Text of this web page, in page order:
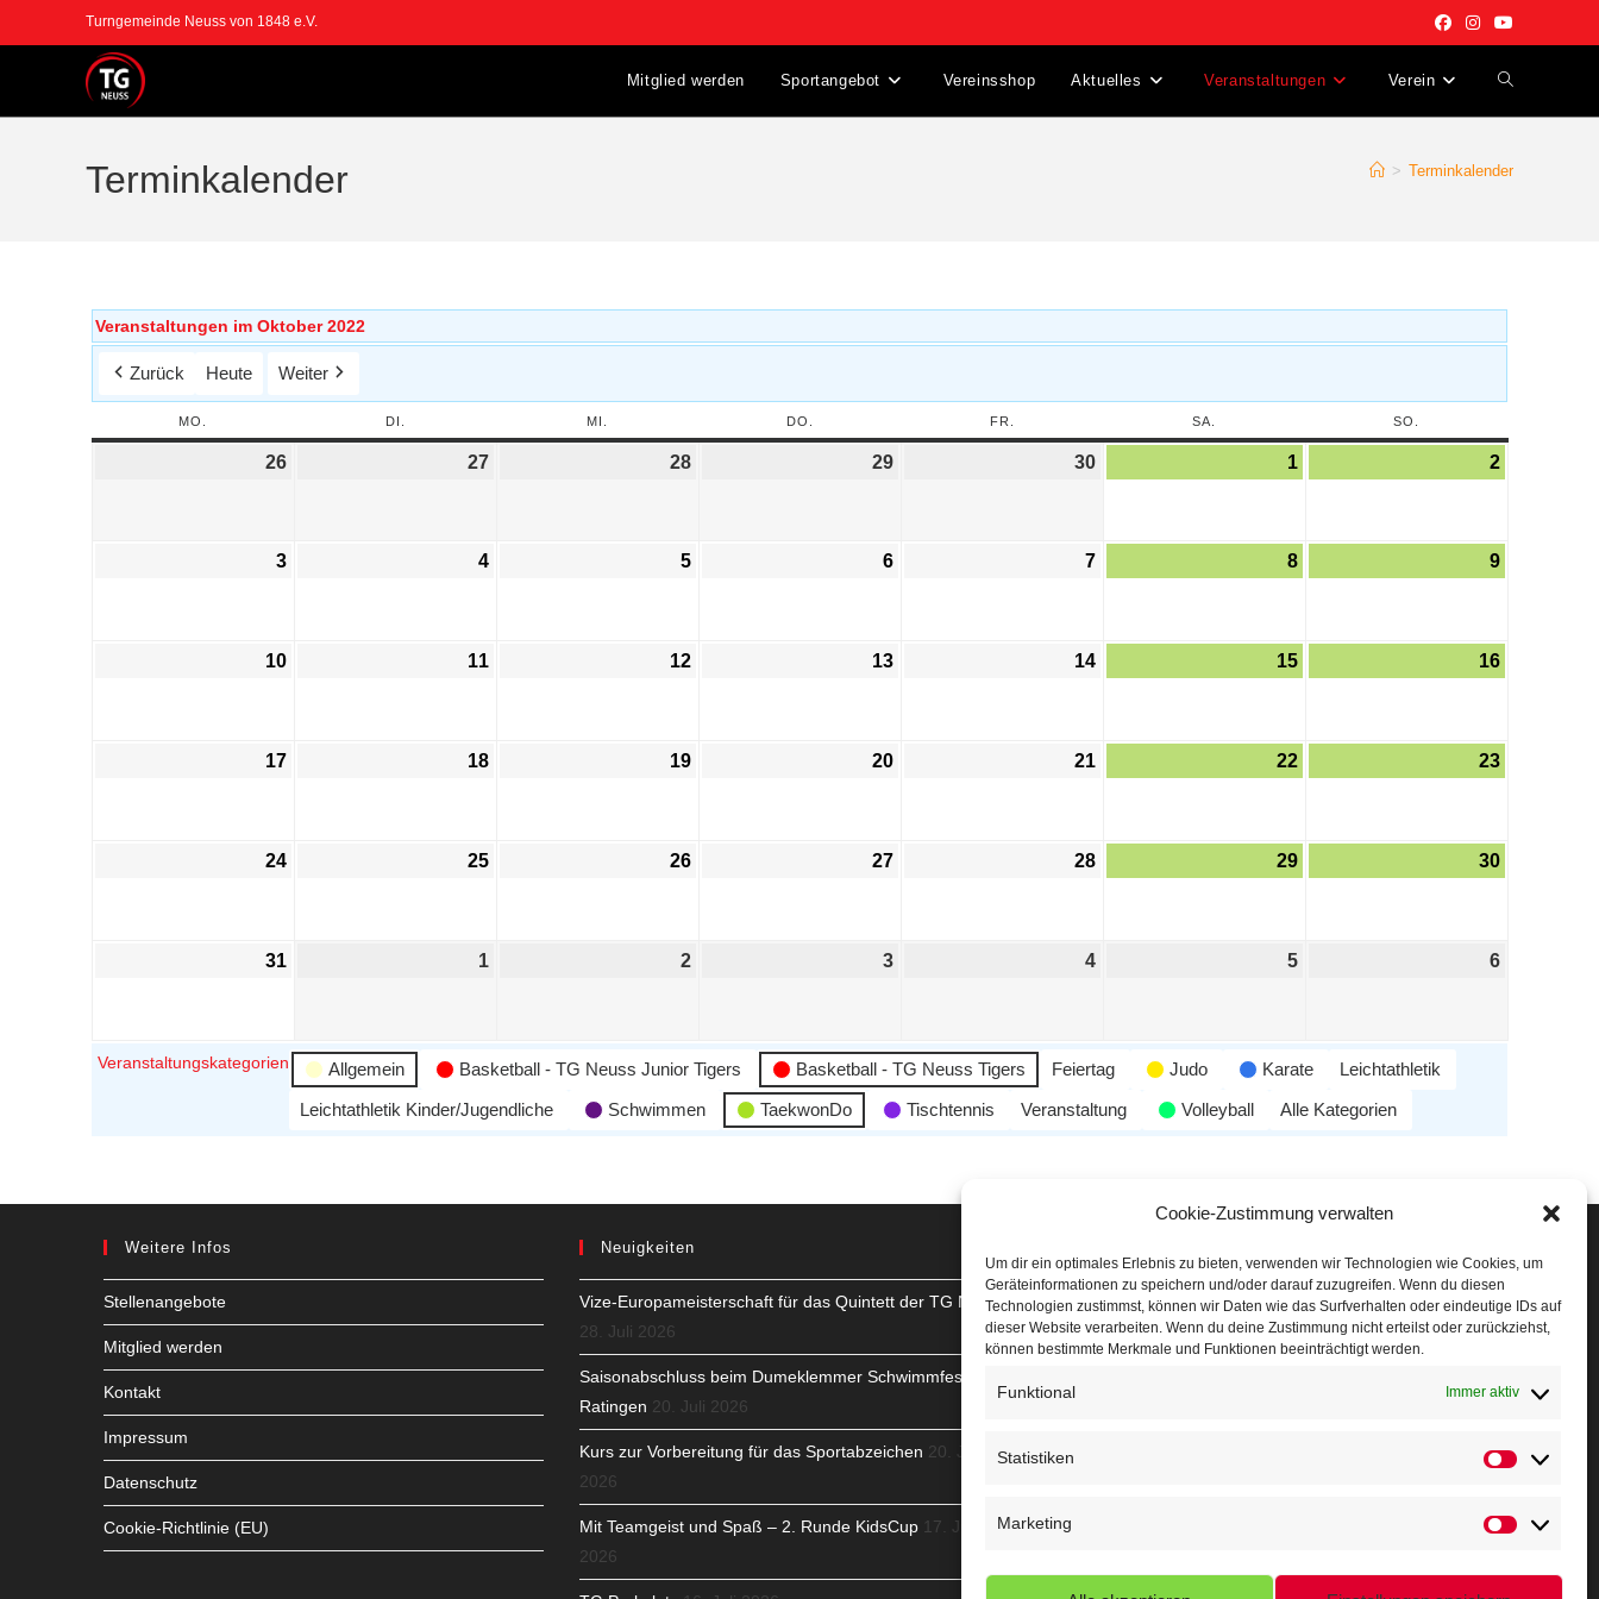
Cookie-Zustimmung verwalten
Um dir ein optimales Erlebnis zu bieten, verwenden wir Technologien wie Cookies, um
Geräteinformationen zu speichern und/oder darauf zuzugreifen. Wenn du diesen
Technologien zustimmst, können wir Daten wie das Surfverhalten oder eindeutige IDs auf
dieser Website verarbeiten. Wenn du deine Zustimmung nicht erteilst oder zurückziehst,
können bestimmte Merkmale und Funktionen beeinträchtigt werden.
Funktional Immer aktiv
Statistiken
Marketing
Turngemeinde Neuss von 1848 e.V.
Mitglied werden Sportangebot Vereinsshop Aktuelles Veranstaltungen Verein
Terminkalender > Terminkalender
Veranstaltungen im Oktober 2022
Zurück Heute Weiter
MO. DI. MI. DO. FR. SA. SO.
26 27 28 29 30 1 2
3 4 5 6 7 8 9
10 11 12 13 14 15 16
17 18 19 20 21 22 23
24 25 26 27 28 29 30
31 1 2 3 4 5 6
Veranstaltungskategorien Allgemein Basketball - TG Neuss Junior Tigers Basketball - TG Neuss Tigers Feiertag Judo Karate
Leichtathletik
Leichtathletik Kinder/Jugendliche
Schwimmen TaekwonDo Tischtennis Veranstaltung Volleyball Alle Kategorien
Weitere Infos
Stellenangebote
Mitglied werden
Kontakt
Impressum
Datenschutz
Cookie-Richtlinie (EU)
Neuigkeiten
Vize-Europameisterschaft für das Quintett der TG Neuss
28. Juli 2026
Saisonabschluss beim Dumeklemmer Schwimmfest in
Ratingen 20. Juli 2026
Kurs zur Vorbereitung für das Sportabzeichen 20. Juli
2026
Mit Teamgeist und Spaß – 2. Runde KidsCup 17. Juli
2026
Höffner Run
Schnuppertag
Terminkalender
Nikolaus-Crosslauf
Capoeira Camp